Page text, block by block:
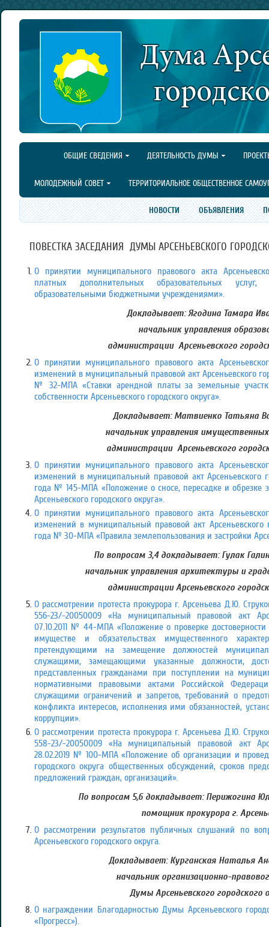
ОБЩИЕ СВЕДЕНИЯ ДЕЯТЕЛЬНОСТЬ ДУМЫ
МОЛОДЕЖНЫЙ СОВЕТ ТЕРРИТОРИАЛЬНОЕ ОБЩЕСТВЕННОЕ
НОВОСТИ ОБЪЯВЛЕНИЯ
ПОВЕСТКА ЗАСЕДАНИЯ ДУМЫ АРСЕНЬЕВСКОГО
О принятии муниципального правового акта
платных дополнительных образовательных
образовательными бюджетными учреждениями».
Докладывает: Ягодина Тамара
начальник управления
администрации Арсеньевского
О принятии муниципального правового акта
изменений в муниципальный правовой акт Арсеньевского
№ 32-МПА «Ставки арендной платы за земельные
собственности Арсеньевского городского округа».
Докладывает: Матвиенко Татьяна
начальник управления
администрации Арсеньевского
О принятии муниципального правового акта
изменений в муниципальный правовой акт Арсеньевского
года № 145-МПА «Положение о сносе, пересадке и обрезке
Арсеньевского городского округа».
О принятии муниципального правового акта
изменений в муниципальный правовой акт Арсеньевского
года № 30-МПА «Правила землепользования и застройки
По вопросам 3,4 докладывает: Гулак
начальник управления архитектуры и
администрации Арсеньевского
О рассмотрении протеста прокурора г. Арсеньева Д.Ю.
556-23/-20050009 «На муниципальный правовой акт
07.10.2011 № 44-МПА «Положение о проверке
имуществе и обязательствах имущественного
претендующими на замещение должностей
служащими, замещающими указанные должности,
представленных гражданами при поступлении на
нормативными правовыми актами Российской
служащими ограничений и запретов, требований о
конфликта интересов, исполнения ими обязанностей,
коррупции».
О рассмотрении протеста прокурора г. Арсеньева Д.Ю.
558-23/-20050009 «На муниципальный правовой акт
28.02.2019 № 100-МПА «Положение об организации и
городского округа общественных обсуждений, сроков
предложений граждан, организаций».
По вопросам 5,6 докладывает: Перижогина
помощник прокурора г.
О рассмотрении результатов публичных слушаний по
Арсеньевского городского округа.
Докладывает: Курганская Наталья
начальник организационно-
Думы Арсеньевского городского
О награждении Благодарностью Думы Арсеньевского
«Прогресс»).